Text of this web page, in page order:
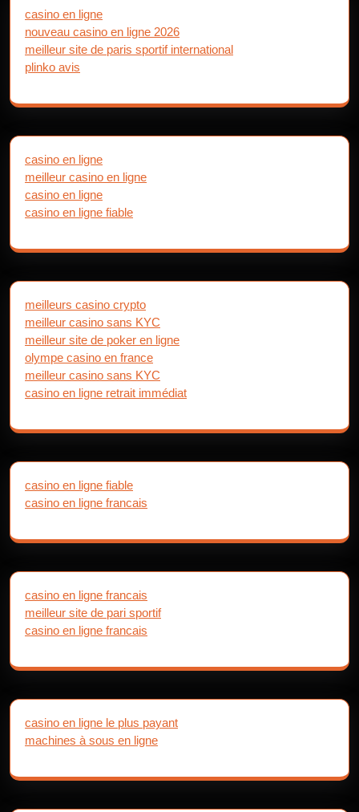
casino en ligne
nouveau casino en ligne 2026
meilleur site de paris sportif international
plinko avis
casino en ligne
meilleur casino en ligne
casino en ligne
casino en ligne fiable
meilleurs casino crypto
meilleur casino sans KYC
meilleur site de poker en ligne
olympe casino en france
meilleur casino sans KYC
casino en ligne retrait immédiat
casino en ligne fiable
casino en ligne francais
casino en ligne francais
meilleur site de pari sportif
casino en ligne francais
casino en ligne le plus payant
machines à sous en ligne